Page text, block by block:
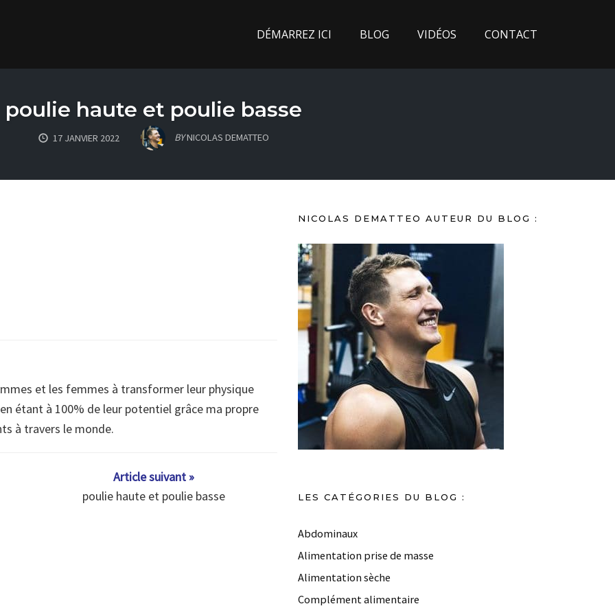
DÉMARREZ ICI BLOG VIDÉOS CONTACT
poulie haute et poulie basse
17 JANVIER 2022 BYNICOLAS DEMATTEO
et les femmes à transformer leur physique
étant à 100% de leur potentiel grâce ma propre
à travers le monde.
Article suivant »
poulie haute et poulie basse
NICOLAS DEMATTEO AUTEUR DU BLOG :
LES CATÉGORIES DU BLOG :
Abdominaux
Alimentation prise de masse
Alimentation sèche
Complément alimentaire